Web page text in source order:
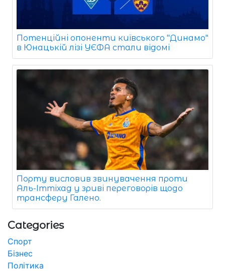
Потенційні опоненти київського "Динамо"
в Юнацькій лізі УЄФА стали відомі
Порту висловив звинувачення проти
Аль-Іттіхад у зриві переговорів щодо
трансферу Галено.
Categories
Спорт
Бізнес
Політика